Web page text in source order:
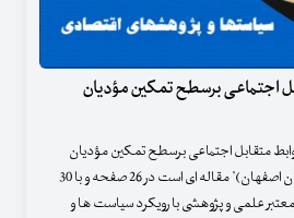
اجتماعی برسطح تمکین مؤدیان
متقابل اجتماعی برسطح تمکین مؤدیان
مالیاتی (مطالعه موردی استان اصفهان)" مقاله ای است در 26 صفحه و با 30
علمی و پژوهشی با رویکرد سیاست ها و